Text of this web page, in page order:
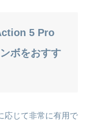
5 Pro
ボをおすす
応じて非常に有用で